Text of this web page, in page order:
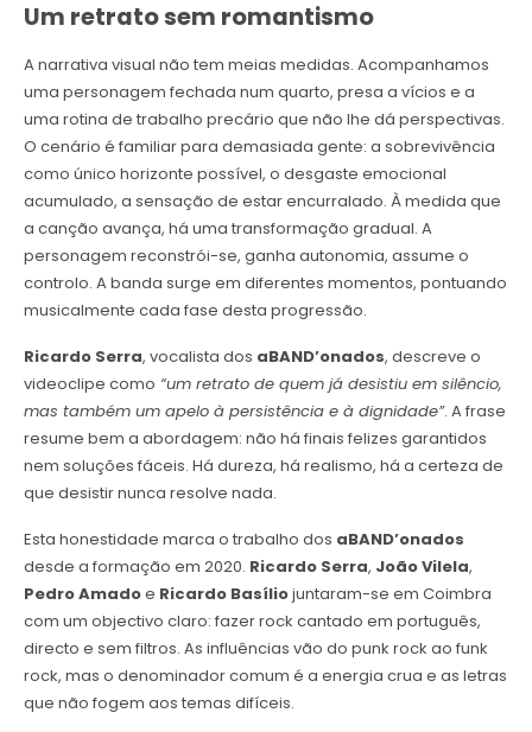
Um retrato sem romantismo
A narrativa visual não tem meias medidas. Acompanhamos
uma personagem fechada num quarto, presa a vícios e a
uma rotina de trabalho precário que não lhe dá perspectivas.
O cenário é familiar para demasiada gente: a sobrevivência
como único horizonte possível, o desgaste emocional
acumulado, a sensação de estar encurralado. À medida que
a canção avança, há uma transformação gradual. A
personagem reconstrói-se, ganha autonomia, assume o
controlo. A banda surge em diferentes momentos, pontuando
musicalmente cada fase desta progressão.
Ricardo Serra, vocalista dos aBAND’onados, descreve o
videoclipe como “um retrato de quem já desistiu em silêncio,
mas também um apelo à persistência e à dignidade”. A frase
resume bem a abordagem: não há finais felizes garantidos
nem soluções fáceis. Há dureza, há realismo, há a certeza de
que desistir nunca resolve nada.
Esta honestidade marca o trabalho dos aBAND’onados
desde a formação em 2020. Ricardo Serra, João Vilela,
Pedro Amadoe Ricardo Basíliojuntaram-se em Coimbra
com um objectivo claro: fazer rock cantado em português,
directo e sem filtros. As influências vão do punk rock ao funk
rock, mas o denominador comum é a energia crua e as letras
que não fogem aos temas difíceis.